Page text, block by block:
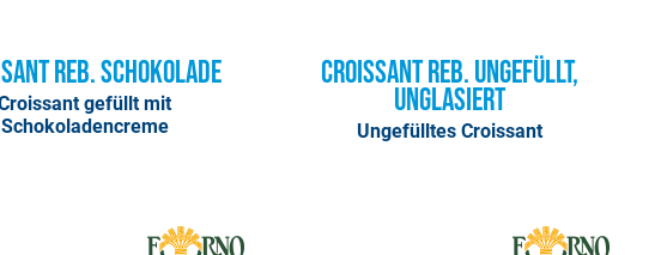
Reb. Schokolade
gefüllt mit
Schokoladencreme
Croissant Reb. ungefüllt,
unglasiert
Ungefülltes Croissant